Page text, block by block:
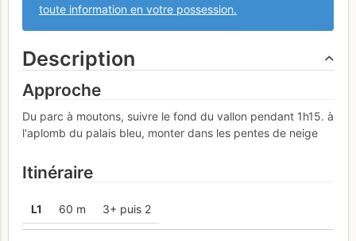
toute information en votre possession.
Description
Approche
Du parc à moutons, suivre le fond du vallon pendant 1h15. à
l'aplomb du palais bleu, monter dans les pentes de neige
Itinéraire
L1 60 m 3+ puis 2